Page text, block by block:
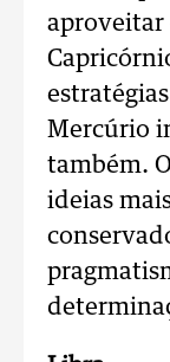
aproveitar
Mercúrio
também.
ideias